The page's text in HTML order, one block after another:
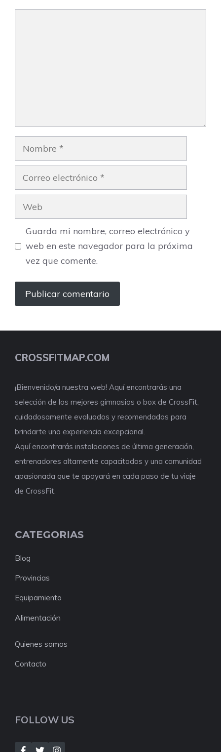
Nombre
Correo
electrónico
Web
Guarda mi nombre, correo electrónico y
web en este navegador para la próxima
vez que comente.
CROSSFITMAP.COM
¡Bienvenido/a nuestra web! Aquí encontrarás una
selección de los mejores gimnasios o box de CrossFit,
cuidadosamente evaluados y recomendados para
brindarte una experiencia excepcional.
Aquí encontrarás instalaciones de última generación,
entrenadores altamente capacitados y una comunidad
apasionada que te apoyará en cada paso de tu viaje
de CrossFit.
CATEGORIAS
Blog
Provincias
Equipamiento
Alimentación
Quienes somos
Contacto
FOLLOW US